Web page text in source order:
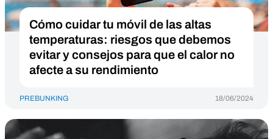
Cómo cuidar tu móvil de las altas
temperaturas: riesgos que debemos
evitar y consejos para que el calor no
afecte a su rendimiento
PREBUNKING 18/06/2024